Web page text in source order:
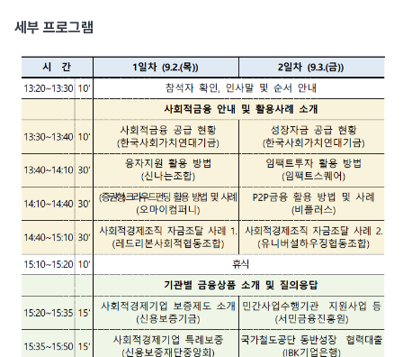
세부 프로그램